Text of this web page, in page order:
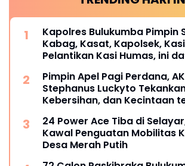
Kapolres Bulukumba Pimpin
Kabag, Kasat, Kapolsek,
Pelantikan Kasi Humas, ini
Pimpin Apel Pagi Perdana,
Stephanus Luckyto
Kebersihan, dan Kecintaan
24 Power Ace Tiba di
Kawal Penguatan Mobilitas
Desa Merah Putih